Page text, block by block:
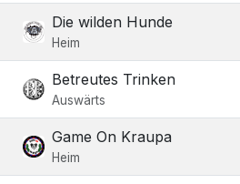
Die wilden Hunde
Heim
Betreutes Trinken
Auswärts
Game On Kraupa
Heim